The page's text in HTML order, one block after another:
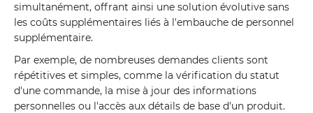
simultanément, offrant ainsi une solution évolutive sans
les coûts supplémentaires liés à l'embauche de personnel
supplémentaire.
Par exemple, de nombreuses demandes clients sont
répétitives et simples, comme la vérification du statut
d'une commande, la mise à jour des informations
personnelles ou l'accès aux détails de base d'un produit.